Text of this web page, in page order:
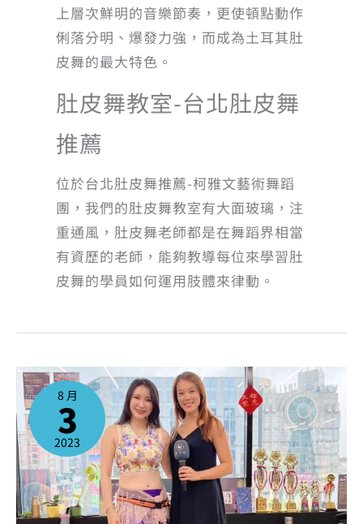
上層次鮮明的音樂節奏，更使頓點動作
俐落分明、爆發力強，而成為土耳其肚
皮舞的最大特色。
肚皮舞教室-台北肚皮舞
推薦
位於台北肚皮舞推薦-柯雅文藝術舞蹈
團，我們的肚皮舞教室有大面玻璃，注
重通風，肚皮舞老師都是在舞蹈界相當
有資歷的老師，能夠教導每位來學習肚
皮舞的學員如何運用肢體來律動。
8 月
3
2023
感
謝
民
訪
報
導-
柯
雅
文
深
耕
土
耳